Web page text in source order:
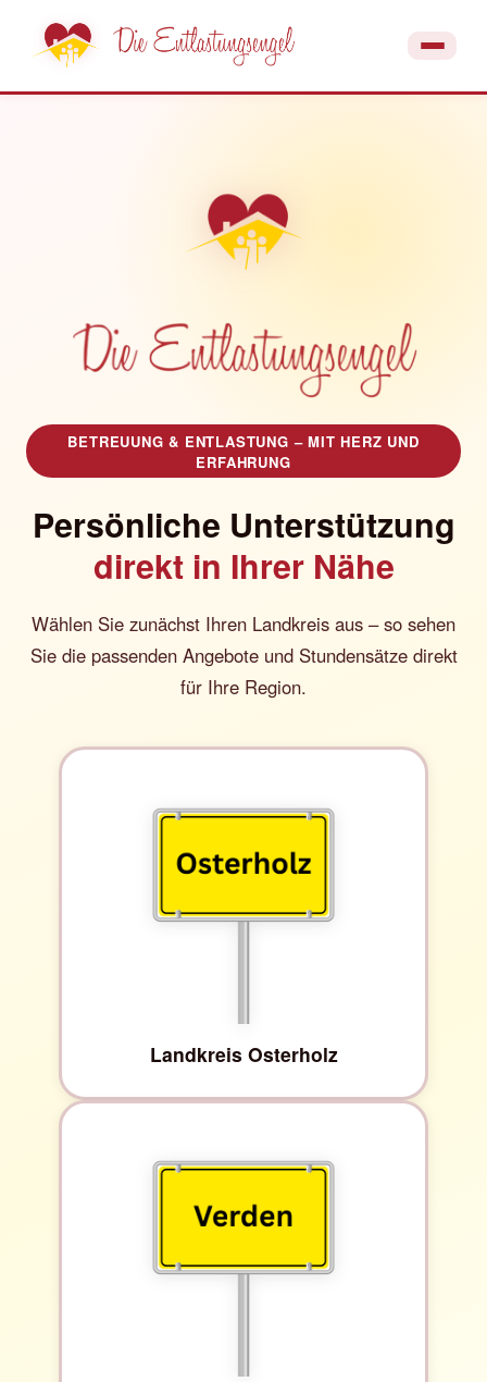
BETREUUNG & ENTLASTUNG – MIT HERZ UND
ERFAHRUNG
Persönliche Unterstützung
direkt in Ihrer Nähe
Wählen Sie zunächst Ihren Landkreis aus – so sehen
Sie die passenden Angebote und Stundensätze direkt
für Ihre Region.
Landkreis Osterholz